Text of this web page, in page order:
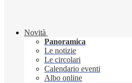
Novità
Panoramica
Le notizie
Le circolari
Calendario eventi
Albo online